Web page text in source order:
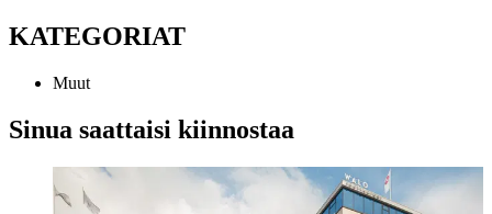
KATEGORIAT
Muut
Sinua saattaisi kiinnostaa